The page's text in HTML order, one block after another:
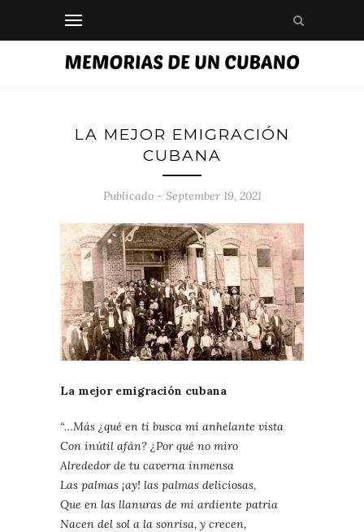
LA MEJOR EMIGRACIÓN
CUBANA
Publicado - September 19, 2021
La mejor emigración cubana
“…Más ¿qué en ti busca mi anhelante vista
Con inútil afán? ¿Por qué no miro
Alrededor de tu caverna inmensa
Las palmas ¡ay! las palmas deliciosas,
Que en las llanuras de mi ardiente patria
Nacen del sol a la sonrisa, y crecen,